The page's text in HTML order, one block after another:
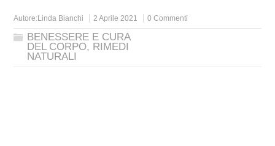
Autore:Linda Bianchi 2 Aprile 2021 0 Commenti
BENESSERE E CURA
DEL CORPO, RIMEDI
NATURALI